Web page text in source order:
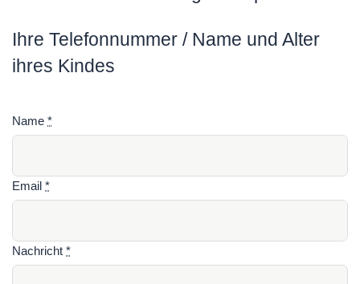
Ihre Telefonnummer / Name und Alter
ihres Kindes
Name *
Email *
Nachricht *